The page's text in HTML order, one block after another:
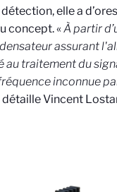
elle a
concept. «À partir
assurant
traitement du
inconnue
détaille Vincent